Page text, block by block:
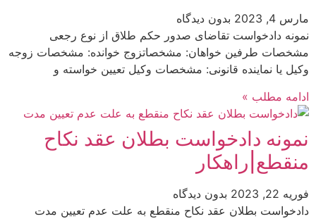
مارس 4, 2023
بدون دیدگاه
نمونه دادخواست تقاضای صدور حکم طلاق از نوع رجعی
مشخصات طرفین خواهان: مشخصاتزوج خوانده: مشخصات زوجه
وکیل یا نماینده قانونی: مشخصات وکیل تعیین خواسته و
ادامه مطلب »
نمونه دادخواست بطلان عقد نکاح
منقطع|راهکار
فوریه 22, 2023
بدون دیدگاه
دادخواست بطلان عقد نکاح منقطع به علت عدم تعیین مدت